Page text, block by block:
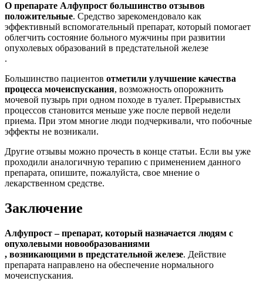
О препарате Алфупрост большинство отзывов
положительные. Средство зарекомендовало как
эффективный вспомогательный препарат, который помогает
облегчить состояние больного мужчины при развитии
опухолевых образований в предстательной железе
.
Большинство пациентов отметили улучшение качества
процесса мочеиспускания, возможность опорожнить
мочевой пузырь при одном походе в туалет. Прерывистых
процессов становится меньше уже после первой недели
приема. При этом многие люди подчеркивали, что побочные
эффекты не возникали.
Другие отзывы можно прочесть в конце статьи. Если вы уже
проходили аналогичную терапию с применением данного
препарата, опишите, пожалуйста, свое мнение о
лекарственном средстве.
Заключение
Алфупрост – препарат, который назначается людям с
опухолевыми новообразованиями
, возникающими в предстательной железе. Действие
препарата направлено на обеспечение нормального
мочеиспускания.